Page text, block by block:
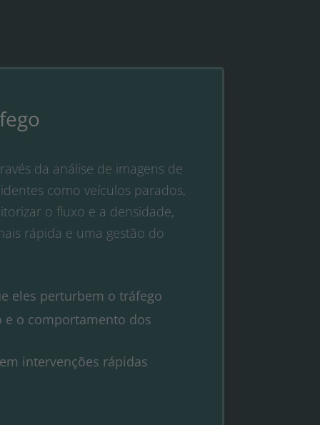
da análise de imagens de
como veículos parados,
o fluxo e a densidade,
rápida e uma gestão do
eles perturbem o tráfego
e o comportamento dos
intervenções rápidas